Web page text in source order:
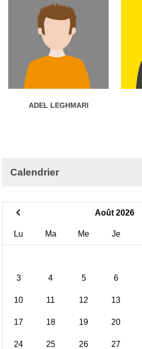
ADEL LEGHMARI
Calendrier
Août 2026
Lu Ma Me Je
3 4 5 6
10 11 12 13
17 18 19 20
24 25 26 27